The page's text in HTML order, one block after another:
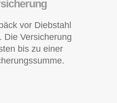
vor Diebstahl
Die Versicherung
bis zu einer